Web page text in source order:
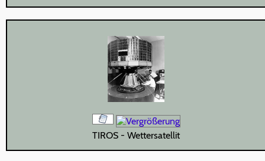
TIROS - Wettersatellit